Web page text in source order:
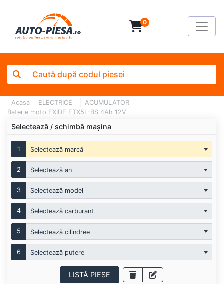
0
Acasa ELECTRICE
ACUMULATOR
Baterie moto EXIDE ETX5L-BS 4Ah 12V
Selectează / schimbă mașina
1 Selectează marcă
2 Selectează an
3 Selectează model
4 Selectează carburant
5 Selectează cilindree
6 Selectează putere
LISTĂ PIESE